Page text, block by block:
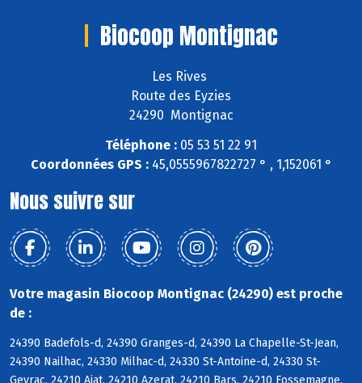
Biocoop Montignac
Les Rives
Route des Eyzies
24290 Montignac
Téléphone : 05 53 51 22 91
Coordonnées GPS :45,0555967822727 ° , 1,152061 °
Nous suivre sur
Votre magasin Biocoop Montignac (24290) est proche
de :
24390 Badefols-d, 24390 Granges-d, 24390 La Chapelle-St-Jean,
24390 Nailhac, 24330 Milhac-d, 24330 St-Antoine-d, 24330 St-
Geyrac, 24210 Ajat, 24210 Azerat, 24210 Bars, 24210 Fossemagne,